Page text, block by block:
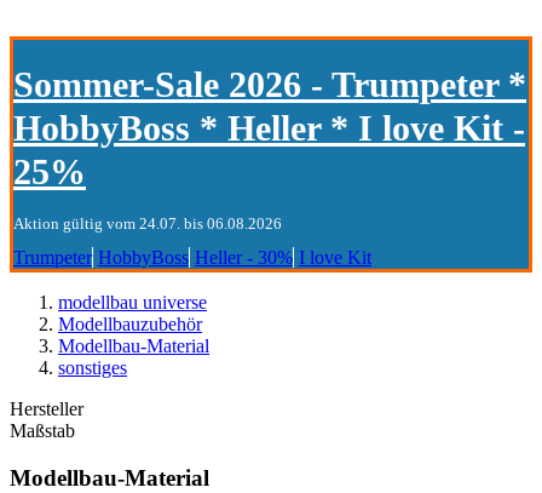
Sommer-Sale 2026 - Trumpeter *
HobbyBoss * Heller * I love Kit -
25%
Aktion gültig vom 24.07. bis 06.08.2026
Trumpeter HobbyBoss Heller - 30% I love Kit
modellbau universe
Modellbauzubehör
Modellbau-Material
sonstiges
Hersteller
Maßstab
Modellbau-Material